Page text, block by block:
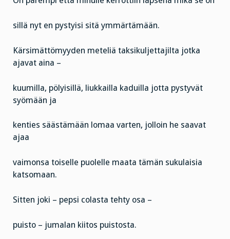
sillä nyt en pystyisi sitä ymmärtämään.
Kärsimättömyyden meteliä taksikuljettajilta jotka
ajavat aina –
kuumilla, pölyisillä, liukkailla kaduilla jotta pystyvät
syömään ja
kenties säästämään lomaa varten, jolloin he saavat
ajaa
vaimonsa toiselle puolelle maata tämän sukulaisia
katsomaan.
Sitten joki – pepsi colasta tehty osa –
puisto – jumalan kiitos puistosta.